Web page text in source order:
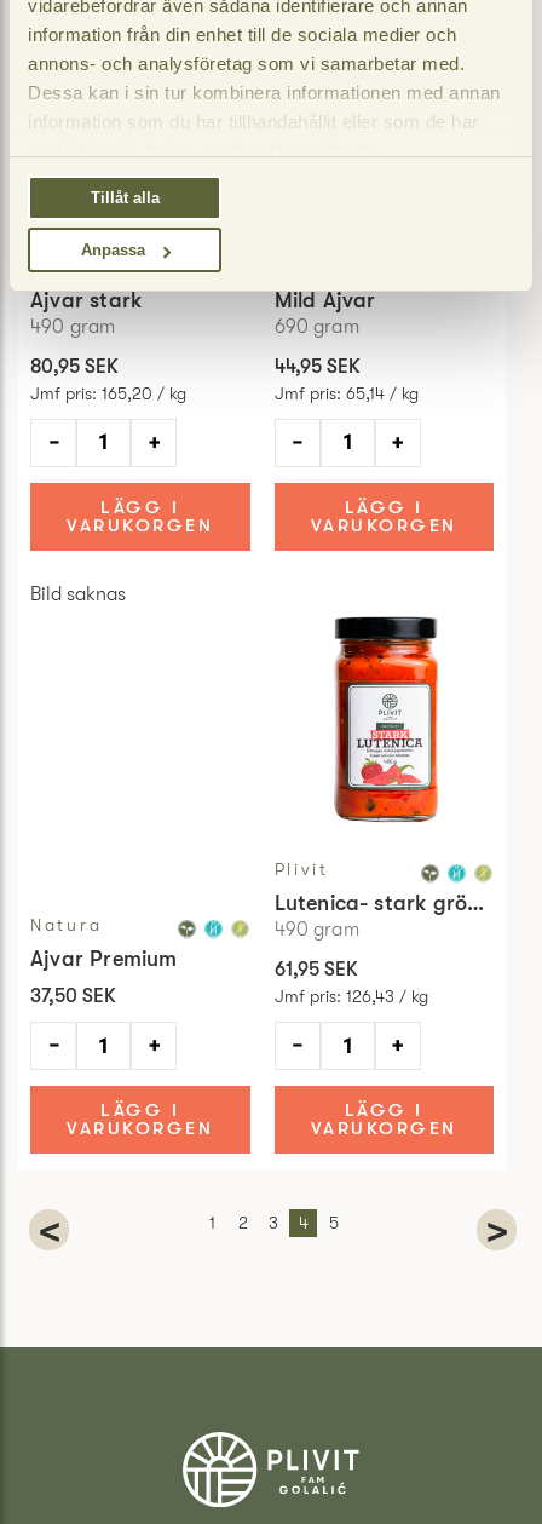
vidarebefordrar även sådana identifierare och annan
information från din enhet till de sociala medier och
annons- och analysföretag som vi samarbetar med.
Dessa kan i sin tur kombinera informationen med annan
information som du har tillhandahållit eller som de har
Tillåt alla
Anpassa
Plivit
Ajvar stark
490 gram
80,95 SEK
Jmf pris: 165,20 / kg
− +
LÄGG I
VARUKORGEN
Mild Ajvar
690 gram
44,95 SEK
Jmf pris: 65,14 / kg
− +
LÄGG I
VARUKORGEN
Bild saknas
Natura
Ajvar Premium
37,50 SEK
− +
LÄGG I
VARUKORGEN
Plivit
Lutenica- stark grönsaksröra
490 gram
61,95 SEK
Jmf pris: 126,43 / kg
− +
LÄGG I
VARUKORGEN
< 1 2 3 4 5 >